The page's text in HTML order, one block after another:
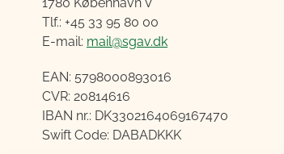
Tlf.: +45 33 95 80 00
E-mail: mail@sgav.dk
EAN: 5798000893016
CVR: 20814616
IBAN nr.: DK3302164069167470
Swift Code: DABADKKK